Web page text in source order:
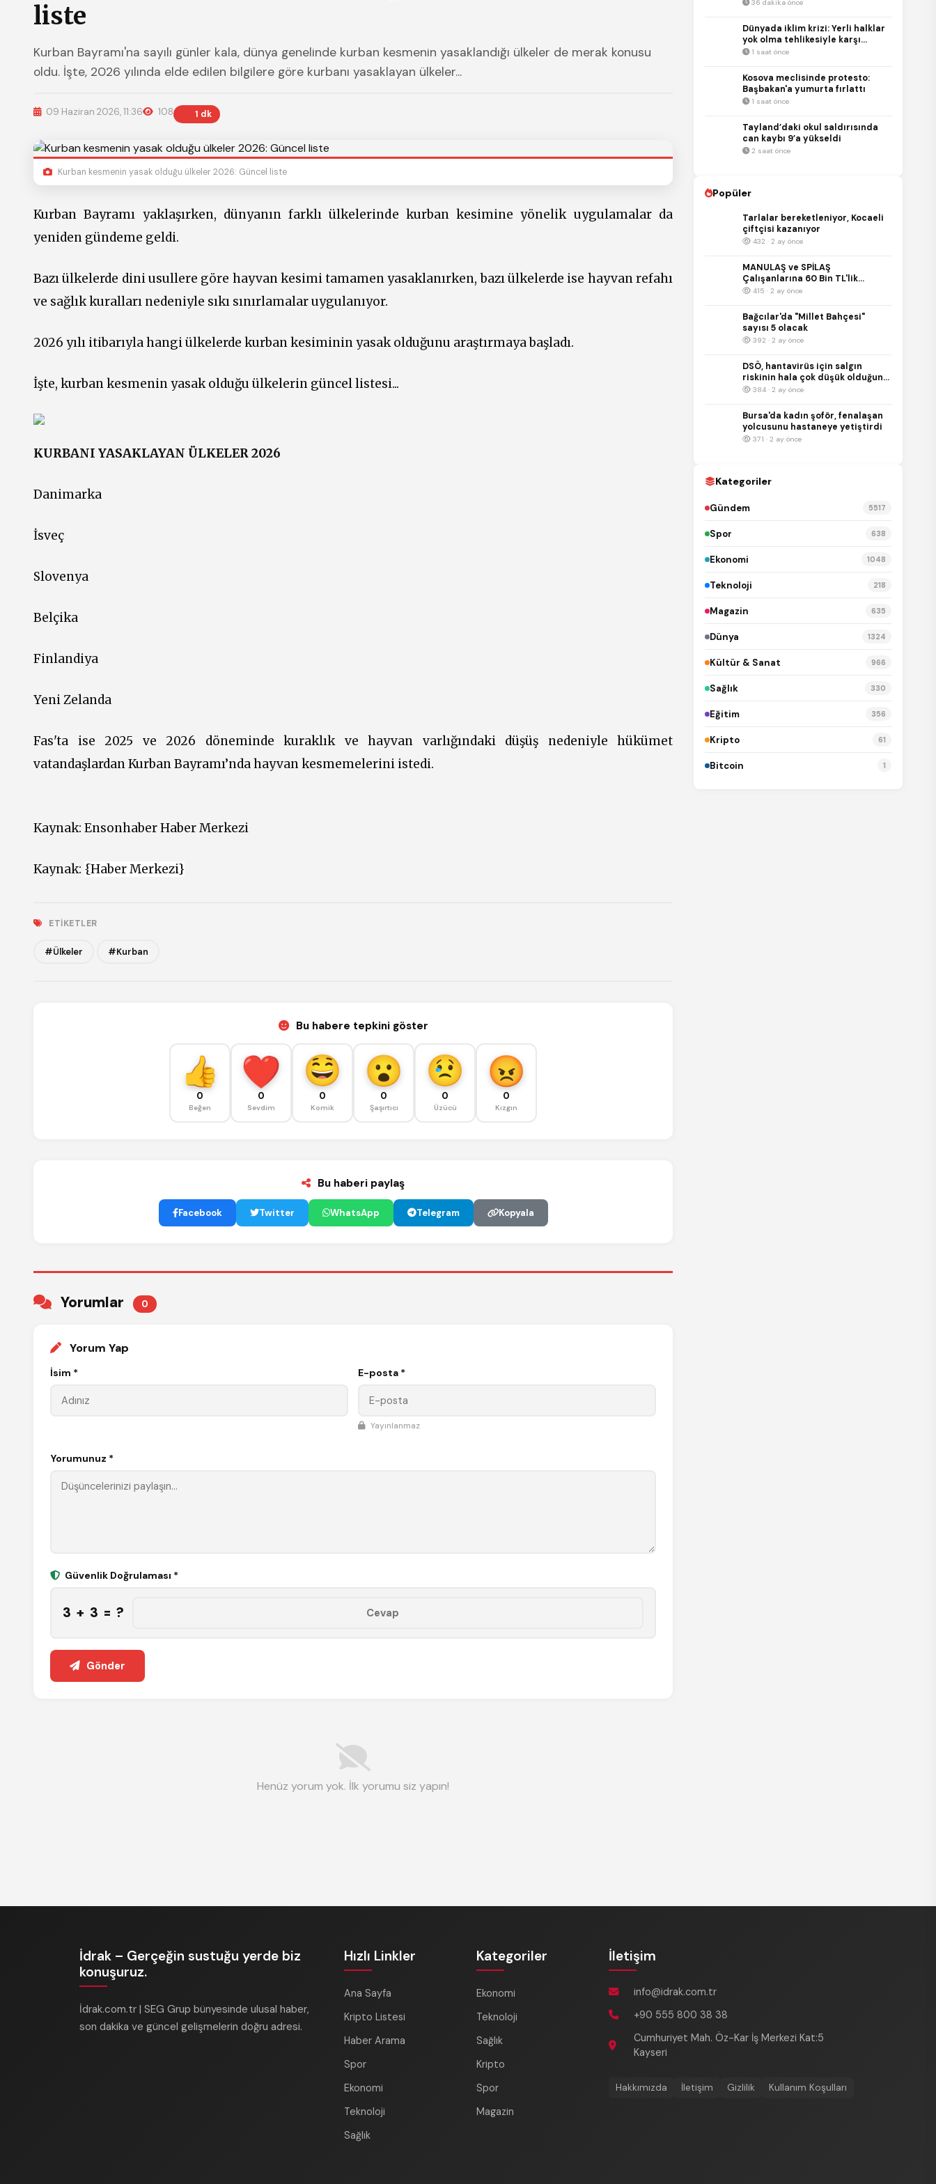
liste
Kurban Bayramı'na sayılı günler kala, dünya genelinde kurban kesmenin yasaklandığı ülkeler de merak konusu
oldu. İşte, 2026 yılında elde edilen bilgilere göre kurbanı yasaklayan ülkeler...
09 Haziran 2026, 11:36 108 1 dk
Kurban kesmenin yasak olduğu ülkeler 2026: Güncel liste
Kurban Bayramı yaklaşırken, dünyanın farklı ülkelerinde kurban kesimine yönelik uygulamalar da
yeniden gündeme geldi.
Bazı ülkelerde dini usullere göre hayvan kesimi tamamen yasaklanırken, bazı ülkelerde ise hayvan refahı
ve sağlık kuralları nedeniyle sıkı sınırlamalar uygulanıyor.
2026 yılı itibarıyla hangi ülkelerde kurban kesiminin yasak olduğunu araştırmaya başladı.
İşte, kurban kesmenin yasak olduğu ülkelerin güncel listesi...
KURBANI YASAKLAYAN ÜLKELER 2026
Danimarka
İsveç
Slovenya
Belçika
Finlandiya
Yeni Zelanda
Fas'ta ise 2025 ve 2026 döneminde kuraklık ve hayvan varlığındaki düşüş nedeniyle hükümet
vatandaşlardan Kurban Bayramı’nda hayvan kesmemelerini istedi.
Kaynak: Ensonhaber Haber Merkezi
Kaynak: {Haber Merkezi}
ETIKETLER
#Ülkeler #Kurban
Bu habere tepkini göster
0
Beğen
0
Sevdim
0
Komik
0
Şaşırtıcı
0
Üzücü
0
Kızgın
Bu haberi paylaş
Facebook Twitter WhatsApp Telegram Kopyala
Yorumlar 0
Yorum Yap
İsim * E-posta *
Yayınlanmaz
Yorumunuz *
Güvenlik Doğrulaması *
3 + 3 = ?
Gönder
Henüz yorum yok. İlk yorumu siz yapın!
36 dakika önce
Dünyada iklim krizi: Yerli halklar
yok olma tehlikesiyle karşı
karşıya
1 saat önce
Kosova meclisinde protesto:
Başbakan'a yumurta fırlattı
1 saat önce
Tayland’daki okul saldırısında
can kaybı 9’a yükseldi
2 saat önce
Popüler
Tarlalar bereketleniyor, Kocaeli
çiftçisi kazanıyor
432 · 2 ay önce
MANULAŞ ve SPİLAŞ
Çalışanlarına 60 Bin TL'lik
Promosyon
415 · 2 ay önce
Bağcılar'da "Millet Bahçesi"
sayısı 5 olacak
392 · 2 ay önce
DSÖ, hantavirüs için salgın
riskinin hala çok düşük olduğunu
duyurdu
384 · 2 ay önce
Bursa'da kadın şoför, fenalaşan
yolcusunu hastaneye yetiştirdi
371 · 2 ay önce
Kategoriler
Gündem 5517
Spor 638
Ekonomi 1048
Teknoloji 218
Magazin 635
Dünya 1324
Kültür & Sanat 966
Sağlık 330
Eğitim 356
Kripto 61
Bitcoin 1
İdrak – Gerçeğin sustuğu yerde biz
konuşuruz.
İdrak.com.tr | SEG Grup bünyesinde ulusal haber,
son dakika ve güncel gelişmelerin doğru adresi.
Hızlı Linkler
Ana Sayfa
Kripto Listesi
Haber Arama
Spor
Ekonomi
Teknoloji
Sağlık
Kategoriler
Ekonomi
Teknoloji
Sağlık
Kripto
Spor
Magazin
İletişim
info@idrak.com.tr
+90 555 800 38 38
Cumhuriyet Mah. Öz-Kar İş Merkezi Kat:5
Kayseri
Hakkımızda İletişim Gizlilik Kullanım Koşulları